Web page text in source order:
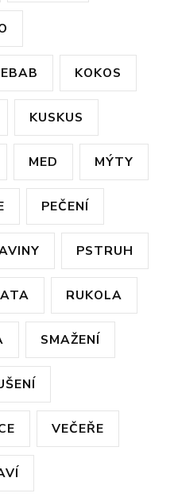
KOKOS
KUSKUS
MED MÝTY
PEČENÍ
PSTRUH
RUKOLA
SMAŽENÍ
VEČEŘE